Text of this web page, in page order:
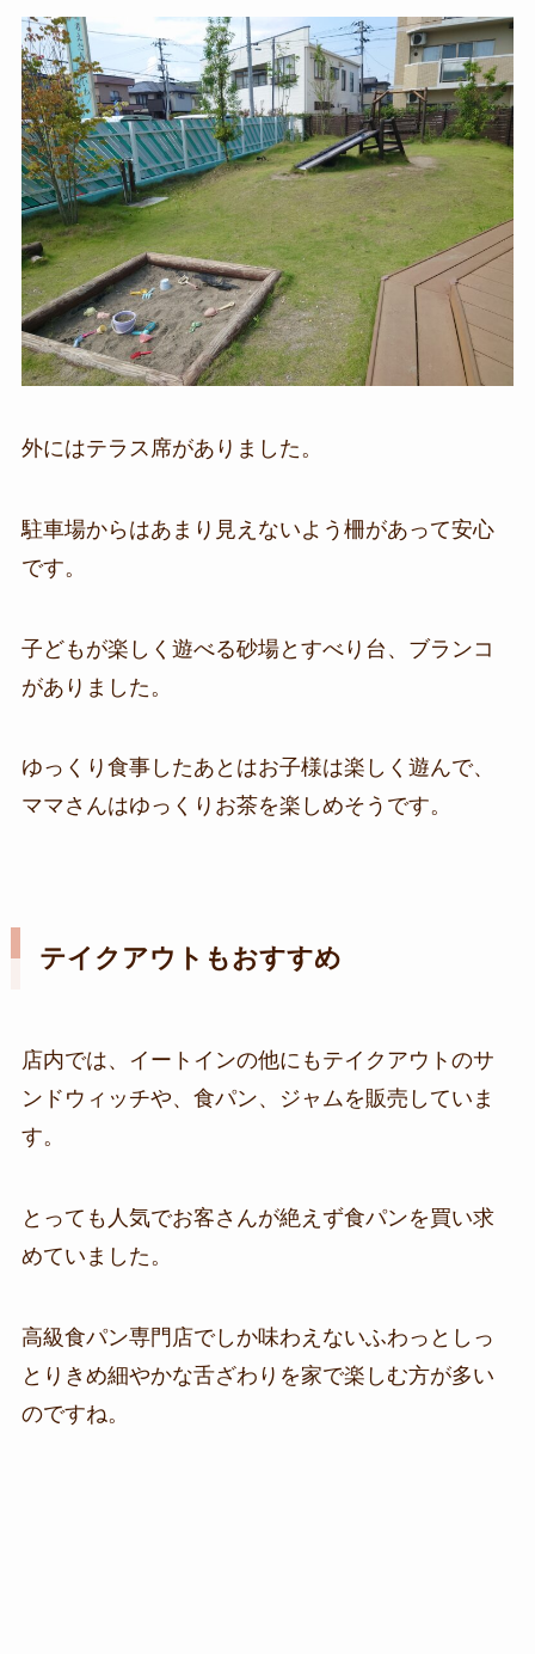
外にはテラス席がありました。
駐車場からはあまり見えないよう柵があって安心
です。
子どもが楽しく遊べる砂場とすべり台、ブランコ
がありました。
ゆっくり食事したあとはお子様は楽しく遊んで、
ママさんはゆっくりお茶を楽しめそうです。
テイクアウトもおすすめ
店内では、イートインの他にもテイクアウトのサ
ンドウィッチや、食パン、ジャムを販売していま
す。
とっても人気でお客さんが絶えず食パンを買い求
めていました。
高級食パン専門店でしか味わえないふわっとしっ
とりきめ細やかな舌ざわりを家で楽しむ方が多い
のですね。